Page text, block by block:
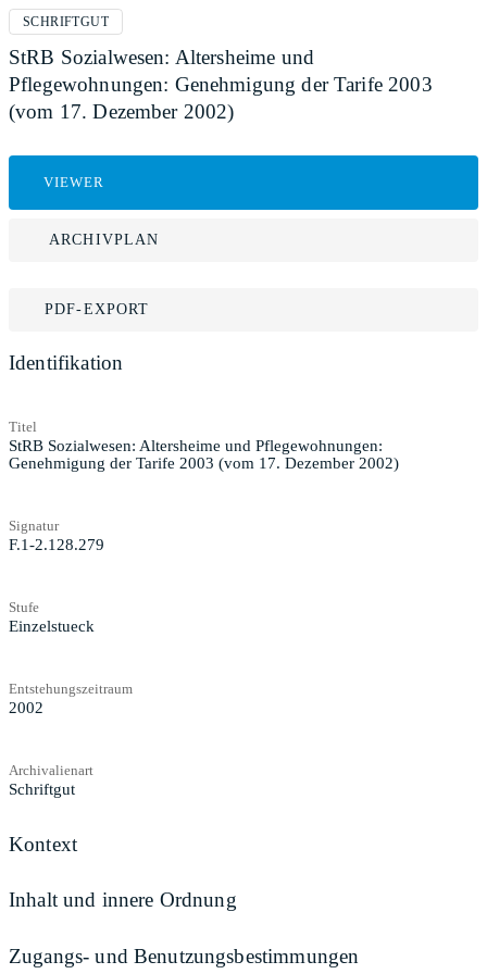
SCHRIFTGUT
StRB Sozialwesen: Altersheime und
Pflegewohnungen: Genehmigung der Tarife 2003
(vom 17. Dezember 2002)
VIEWER
ARCHIVPLAN
PDF-EXPORT
Identifikation
Titel
StRB Sozialwesen: Altersheime und Pflegewohnungen:
Genehmigung der Tarife 2003 (vom 17. Dezember 2002)
Signatur
F.1-2.128.279
Stufe
Einzelstueck
Entstehungszeitraum
2002
Archivalienart
Schriftgut
Kontext
Inhalt und innere Ordnung
Zugangs- und Benutzungsbestimmungen